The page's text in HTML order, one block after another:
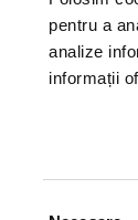
pentru a
analize
informații
Bilete.ro